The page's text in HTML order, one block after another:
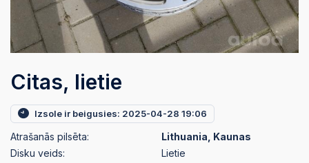
Citas, lietie
Izsole ir beigusies: 2025-04-28 19:06
Atrašanās pilsēta:
Lithuania, Kaunas
Disku veids:
Lietie